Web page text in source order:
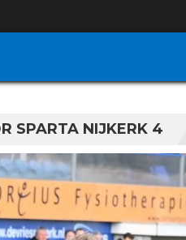
SPARTA NIJKERK 4